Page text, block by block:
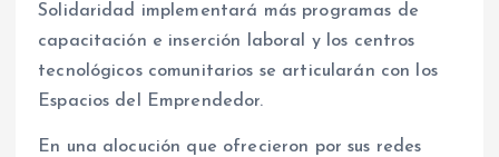
Solidaridad implementará más programas de
capacitación e inserción laboral y los centros
tecnológicos comunitarios se articularán con los
Espacios del Emprendedor.
En una alocución que ofrecieron por sus redes